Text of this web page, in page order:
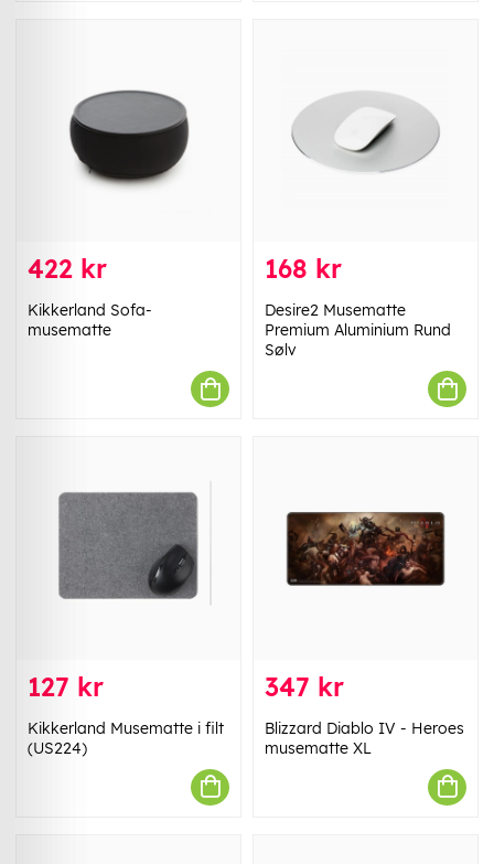
422 kr
Kikkerland Sofa-
musematte
168 kr
Desire2 Musematte
Premium Aluminium Rund
Sølv
127 kr
Kikkerland Musematte i filt
(US224)
347 kr
Blizzard Diablo IV - Heroes
musematte XL